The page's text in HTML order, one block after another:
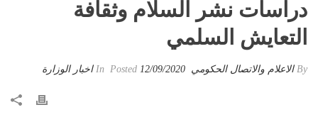
دراسات نشر السلام وثقافة
التعايش السلمي
By الاعلام والاتصال الحكومي 12/09/2020 اخبار الوزارة